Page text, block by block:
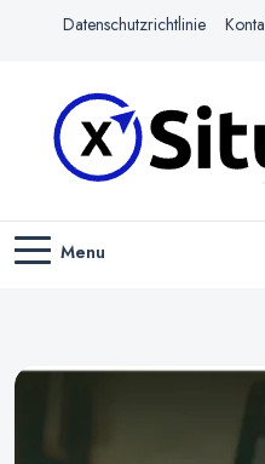
Datenschutzrichtlinie
X-
Menu